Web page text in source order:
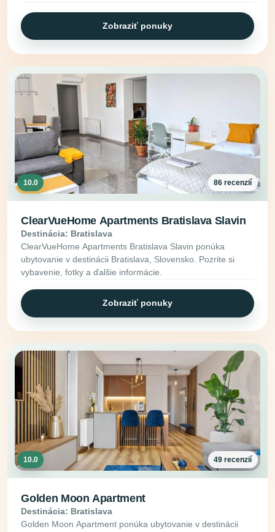
Zobraziť ponuky
10.0 86 recenzií
ClearVueHome Apartments Bratislava Slavin
Destinácia: Bratislava
ClearVueHome Apartments Bratislava Slavin ponúka
ubytovanie v destinácii Bratislava, Slovensko. Pozrite si
vybavenie, fotky a ďalšie informácie.
Zobraziť ponuky
10.0 49 recenzií
Golden Moon Apartment
Destinácia: Bratislava
Golden Moon Apartment ponúka ubytovanie v destinácii